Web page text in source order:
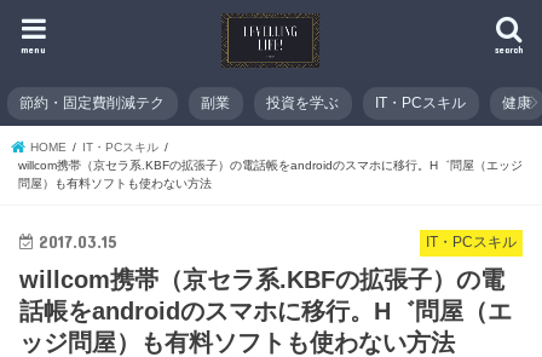
search
menu
節約・固定費削減テク 副業 投資を学ぶ IT・PCスキル 健康
HOME
IT・PCスキル
willcom携帯（京セラ系.KBFの拡張子）の電話帳をandroidのスマホに移行。H゛問屋（エッジ
問屋）も有料ソフトも使わない方法
IT・PCスキル
2017.03.15
willcom携帯（京セラ系.KBFの拡張子）の電
話帳をandroidのスマホに移行。H゛問屋（エ
ッジ問屋）も有料ソフトも使わない方法